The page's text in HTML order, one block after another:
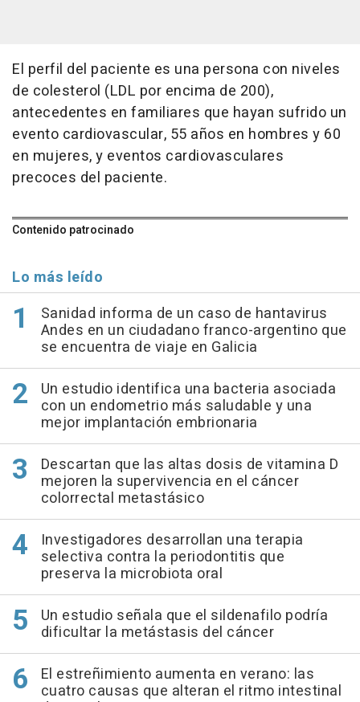
El perfil del paciente es una persona con niveles
de colesterol (LDL por encima de 200),
antecedentes en familiares que hayan sufrido un
evento cardiovascular, 55 años en hombres y 60
en mujeres, y eventos cardiovasculares
precoces del paciente.
Contenido patrocinado
Lo más leído
Sanidad informa de un caso de hantavirus
Andes en un ciudadano franco-argentino que
se encuentra de viaje en Galicia
Un estudio identifica una bacteria asociada
con un endometrio más saludable y una
mejor implantación embrionaria
Descartan que las altas dosis de vitamina D
mejoren la supervivencia en el cáncer
colorrectal metastásico
Investigadores desarrollan una terapia
selectiva contra la periodontitis que
preserva la microbiota oral
Un estudio señala que el sildenafilo podría
dificultar la metástasis del cáncer
El estreñimiento aumenta en verano: las
cuatro causas que alteran el ritmo intestinal